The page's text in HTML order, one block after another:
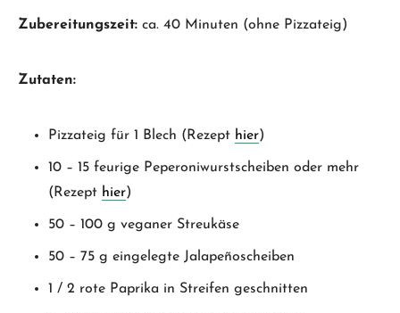
Zubereitungszeit: ca. 40 Minuten (ohne Pizzateig)
Zutaten:
Pizzateig für 1 Blech (Rezept hier)
10 – 15 feurige Peperoniwurstscheiben oder mehr
(Rezept hier)
50 – 100 g veganer Streukäse
50 – 75 g eingelegte Jalapeñoscheiben
1 / 2 rote Paprika in Streifen geschnitten